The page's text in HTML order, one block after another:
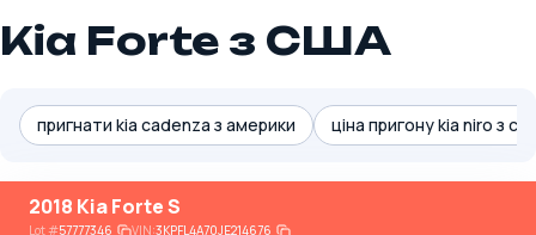
Kia Forte з США
пригнати kia cadenza з америки ціна пригону kia niro з
2018 Kia Forte S
Lot#57777346 VIN:3KPFL4A70JE214676